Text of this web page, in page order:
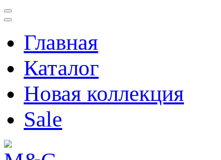
Перейти
к
(нажмите
Enter)
Главная
Каталог
Новая коллекция
Sale